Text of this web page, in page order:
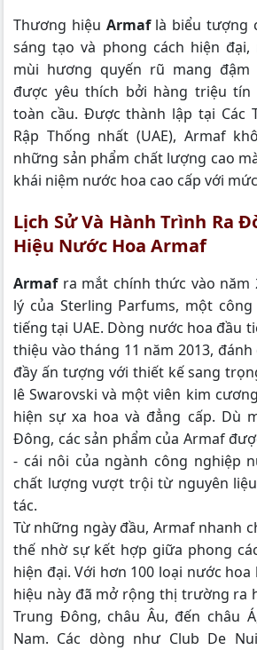
Thương hiệu Armaflà biểu tượng
sáng tạo và phong cách hiện
mùi hương quyến rũ mang đậm
được yêu thích bởi hàng triệu
toàn cầu. Được thành lập tại Các
Rập Thống nhất (UAE), Armaf
những sản phẩm chất lượng cao
khái niệm nước hoa cao cấp với
Lịch Sử Và Hành Trình Ra
Hiệu Nước Hoa Armaf
Armafra mắt chính thức vào năm
lý của Sterling Parfums, một
tiếng tại UAE. Dòng nước hoa đầu
thiệu vào tháng 11 năm 2013,
đầy ấn tượng với thiết kế sang
lê Swarovski và một viên kim
hiện sự xa hoa và đẳng cấp. Dù
Đông, các sản phẩm của Armaf
- cái nôi của ngành công nghiệp
chất lượng vượt trội từ nguyên
tác.
Từ những ngày đầu, Armaf nhanh
thế nhờ sự kết hợp giữa phong
hiện đại. Với hơn 100 loại nước
hiệu này đã mở rộng thị trường ra
Trung Đông, châu Âu, đến châu
Nam. Các dòng như Club De